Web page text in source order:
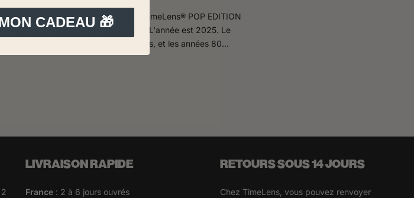
Voyagez dans le temps avec la TimeLens® POP EDITION
80's : Un retour vers le futur styléL'année est 2025. Le
rétro est plus tendance que jamais, et les années 80...
LIVRAISON RAPIDE
France : 2 à 6 jours ouvrés
RETOURS SOUS 14 JOURS
Chez TimeLens, vous pouvez renvoyer
CADEAU 🎁